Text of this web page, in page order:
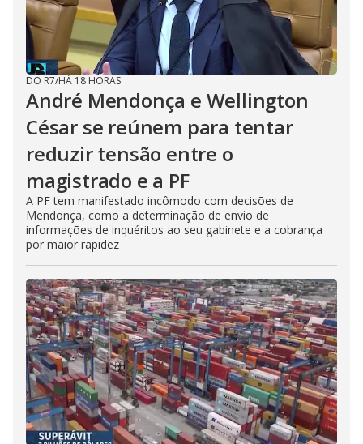
DO R7/HÁ 18 HORAS
André Mendonça e Wellington
César se reúnem para tentar
reduzir tensão entre o
magistrado e a PF
A PF tem manifestado incômodo com decisões de
Mendonça, como a determinação de envio de
informações de inquéritos ao seu gabinete e a cobrança
por maior rapidez